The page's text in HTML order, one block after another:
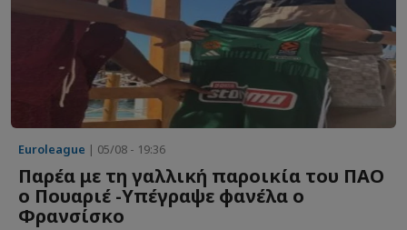
Euroleague | 05/08 - 19:36
Παρέα με τη γαλλική παροικία του ΠΑΟ
ο Πουαριέ -Υπέγραψε φανέλα ο
Φρανσίσκo